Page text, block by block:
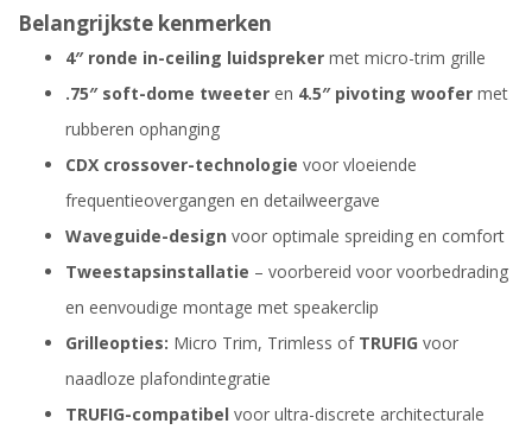
Belangrijkste kenmerken
4″ ronde in-ceiling luidspreker met micro-trim grille
.75″ soft-dome tweeter en 4.5″ pivoting woofer met
rubberen ophanging
CDX crossover-technologie voor vloeiende
frequentieovergangen en detailweergave
Waveguide-design voor optimale spreiding en comfort
Tweestapsinstallatie – voorbereid voor voorbedrading
en eenvoudige montage met speakerclip
Grilleopties: Micro Trim, Trimless of TRUFIG voor
naadloze plafondintegratie
TRUFIG-compatibel voor ultra-discrete architecturale